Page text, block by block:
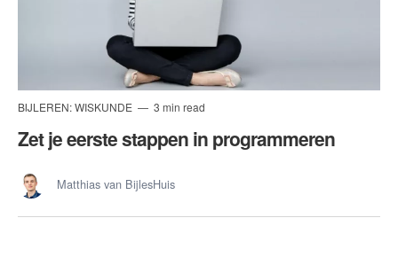
BIJLEREN: WISKUNDE 3 min read
Zet je eerste stappen in programmeren
Matthias van BijlesHuis